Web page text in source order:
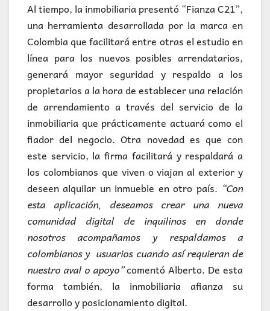
Al tiempo, la inmobiliaria presentó “Fianza C21”,
una herramienta desarrollada por la marca en
Colombia que facilitará entre otras el estudio en
línea para los nuevos posibles arrendatarios,
generará mayor seguridad y respaldo a los
propietarios a la hora de establecer una relación
de arrendamiento a través del servicio de la
inmobiliaria que prácticamente actuará como el
fiador del negocio. Otra novedad es que con
este servicio, la firma facilitará y respaldará a
los colombianos que viven o viajan al exterior y
deseen alquilar un inmueble en otro país. “Con
esta aplicación, deseamos crear una nueva
comunidad digital de inquilinos en donde
nosotros acompañamos y respaldamos a
colombianos y usuarios cuando así requieran de
nuestro aval o apoyo”comentó Alberto. De esta
forma también, la inmobiliaria afianza su
desarrollo y posicionamiento digital.